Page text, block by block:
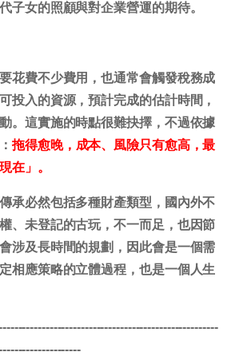
子女的照顧與對企業營運的期待。
花費不少費用，也通常會觸發稅務成
投入的資源，預計完成的估計時間，
。這實施的時點很難抉擇，不過依據
拖得愈晚，成本、風險只有愈高，最
在」。
承必然包括多種財產類型，國內外不
、未登記的古玩，不一而足，也因節
涉及長時間的規劃，因此會是一個需
相應策略的立體過程，也是一個人生